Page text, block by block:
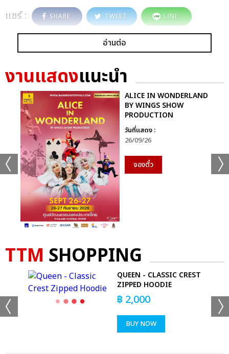
แชร์ : SHARE TWEET LINE
อ่านต่อ
งานแสดงแนะนำ
ALICE IN WONDERLAND
BY WINGS SHOW
PRODUCTION
วันที่แสดง :
26/09/26
จองตั๋ว
TTM SHOPPING
QUEEN - CLASSIC CREST
ZIPPED HOODIE
฿ 2,000
BUY NOW